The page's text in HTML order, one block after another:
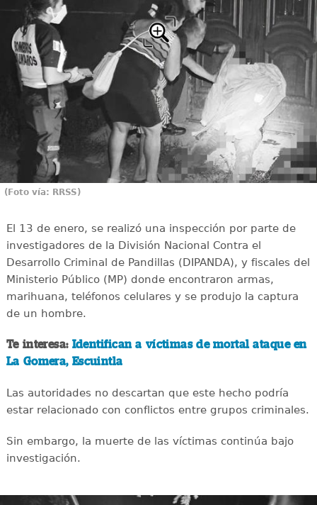
(Foto vía: RRSS)
El 13 de enero, se realizó una inspección por parte de
investigadores de la División Nacional Contra el
Desarrollo Criminal de Pandillas (DIPANDA), y fiscales del
Ministerio Público (MP) donde encontraron armas,
marihuana, teléfonos celulares y se produjo la captura
de un hombre.
Te interesa: Identifican a víctimas de mortal ataque en
La Gomera, Escuintla
Las autoridades no descartan que este hecho podría
estar relacionado con conflictos entre grupos criminales.
Sin embargo, la muerte de las víctimas continúa bajo
investigación.